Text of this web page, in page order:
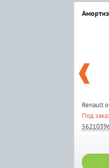
Renault
Под